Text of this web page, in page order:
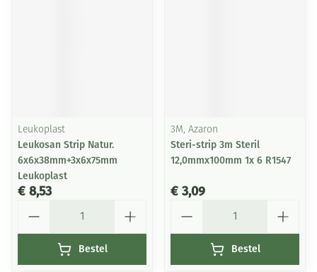
Leukoplast
Leukosan Strip Natur.
6x6x38mm+3x6x75mm
Leukoplast
€ 8,53
Bestel
3M, Azaron
Steri-strip 3m Steril
12,0mmx100mm 1x 6 R1547
€ 3,09
Bestel